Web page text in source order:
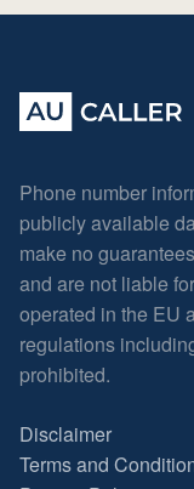
Phone number
publicly available
make no
and are not liable
operated in the EU
regulations
prohibited.
Disclaimer
Terms and